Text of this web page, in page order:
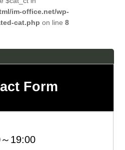
im-office.net/wp-
cat.php on line8
Form
19:00